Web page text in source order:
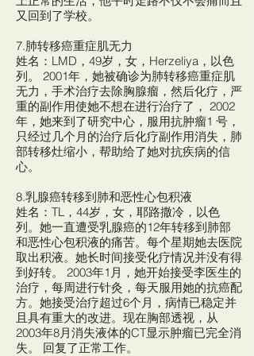
又回到了学校。
7.肺转移癌重症肌无力
姓名：LMD，49岁，女，Herzeliya，以色
列。 2001年，她被确诊为肺转移癌重症肌
无力，手术治疗去除胸腺瘤，然后化疗，严
重的副作用使她不想在进行治疗了， 2002
年，她来到了研究中心，服用抗肿瘤1 号，
只经过几个月的治疗后化疗副作用消失，肺
部转移灶缩小，帮助给了她对抗疾病的信
心。
8.乳腺癌转移到肺和恶性心包积液
姓名：TL，44岁，女，耶路撒冷，以色
列。她一直遭受乳腺癌的12年转移到肺部
和恶性心包积液的痛苦。每个星期她去医院
取出积液。她长时间接受化疗情况并没有得
到好转。 2003年1月，她开始接受李医生的
治疗，每周进行针灸，每天服用她的抗癌配
方。她接受治疗超过6个月，病情已稳定并
且具有重大的改进。现在胸部透视，从
2003年8月消失液体的CT显示肿瘤已完全消
失。 回复了正常工作。